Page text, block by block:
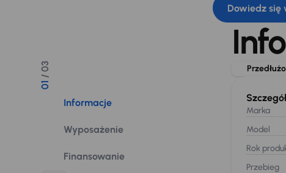
Dowiedz się
01
/ 03
Informacje
Wyposażenie
Finansowanie
Marka
Model
Rok
Przebieg